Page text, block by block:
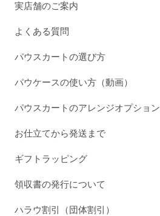
実店舗のご案内
よくある質問
パウスカートの選び方
パウケースの使い方（動画）
パウスカートのアレンジオプション
お仕立てから発送まで
ギフトラッピング
領収書の発行について
ハラウ割引（団体割引）